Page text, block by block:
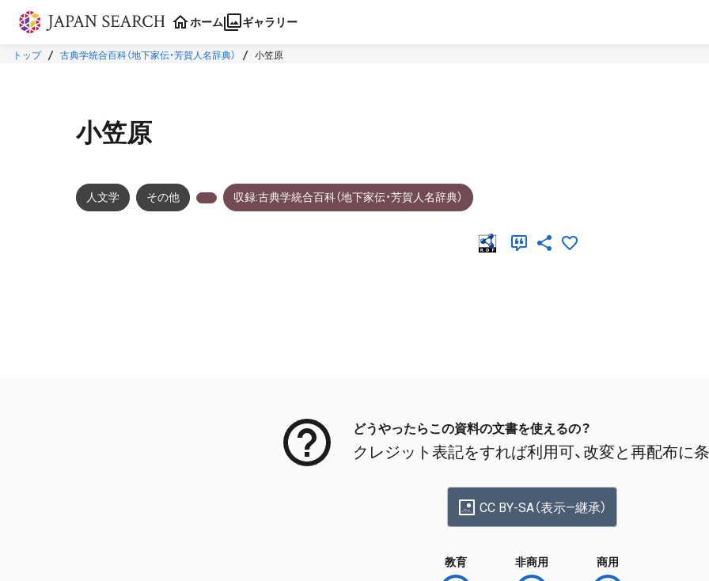
本文に飛ぶ
ホーム ギャラリー
トップ 古典学統合百科（地下家伝・芳賀人名辞典） 小笠原
小笠原
人文学 その他 収録:古典学統合百科（地下家伝・芳賀人名辞典）
どうやったらこの資料の文書を使えるの？
クレジット表記をすれば利用可、改変と再配布に
CC BY-SA（表示—継承）
教育 非商用 商用